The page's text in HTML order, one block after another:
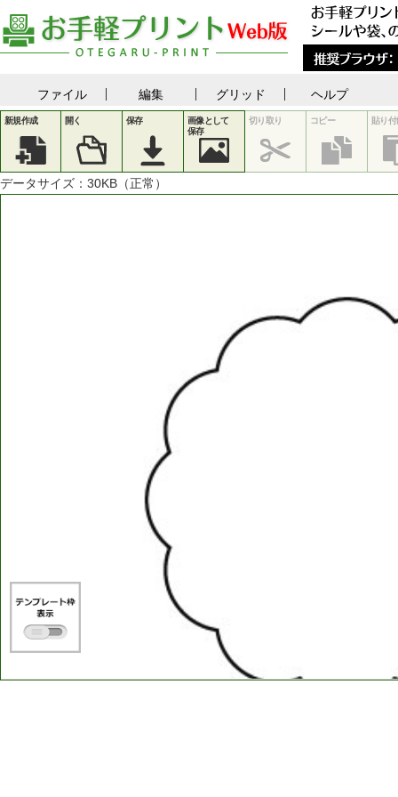
ファイル 編集 グリッド ヘルプ
新規作成 開く 保存
画像として
保存
切り取り コピー 貼り付
データサイズ： 30KB（正常）